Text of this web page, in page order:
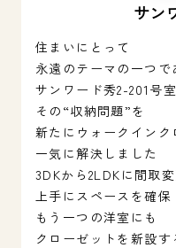
サン
住まいにとって
永遠のテーマの一つで
サンワード秀2-201号
その“収納問題”を
新たにウォークイン
一気に解決しました
3DKから2LDKに間取
上手にスペースを確保
もう一つの洋室にも
クローゼットを新設す